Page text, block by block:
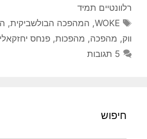
רלוונטיים תמיד
תגיות
WOKE
, המהפכה הבולשביקית,
ווק, מהפכה, מהפכות, פנחס יחזקאלי
5 תגובות
חיפוש